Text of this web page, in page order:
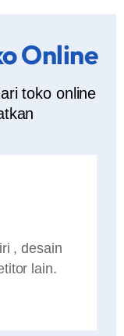
Online
toko online
, desain
lain.